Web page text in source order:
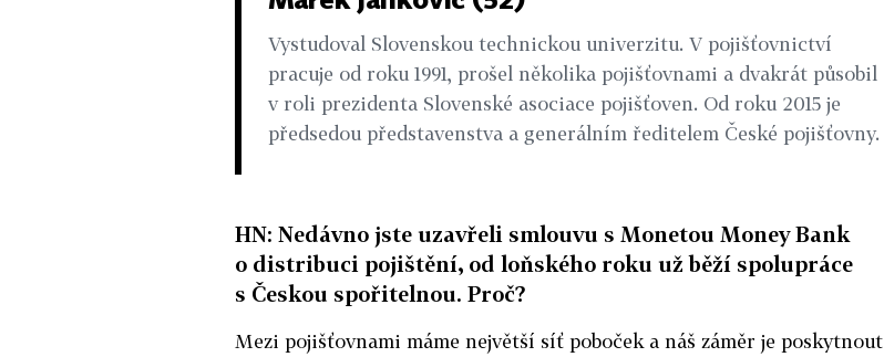
Vystudoval Slovenskou technickou univerzitu. V pojišťovnictví
pracuje od roku 1991, prošel několika pojišťovnami a dvakrát působil
v roli prezidenta Slovenské asociace pojišťoven. Od roku 2015 je
předsedou představenstva a generálním ředitelem České pojišťovny.
HN: Nedávno jste uzavřeli smlouvu s Monetou Money Bank
o distribuci pojištění, od loňského roku už běží spolupráce
s Českou spořitelnou. Proč?
Mezi pojišťovnami máme největší síť poboček a náš záměr je poskytnout